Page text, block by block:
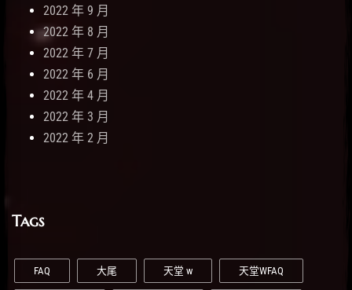
2022 年 9 月
2022 年 8 月
2022 年 7 月
2022 年 6 月
2022 年 4 月
2022 年 3 月
2022 年 2 月
Tags
FAQ 大尾 天堂 w 天堂WFAQ